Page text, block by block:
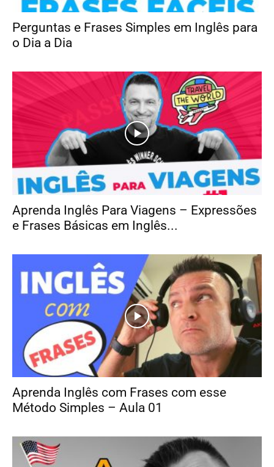
Perguntas e Frases Simples em Inglês para
o Dia a Dia
Aprenda Inglês Para Viagens – Expressões
e Frases Básicas em Inglês...
Aprenda Inglês com Frases com esse
Método Simples – Aula 01